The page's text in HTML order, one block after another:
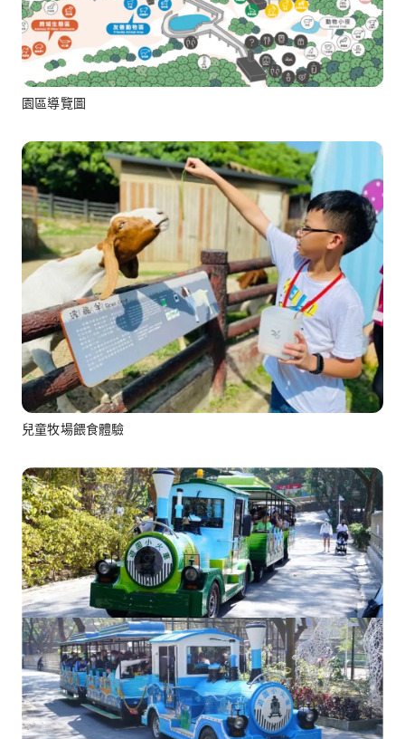
園區導覽圖
兒童牧場餵食體驗